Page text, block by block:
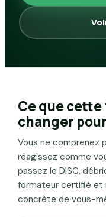
Ce que
changer
Vous ne comprenez
réagissez comme
passez le DISC,
formateur certifié et
concrète de vous-